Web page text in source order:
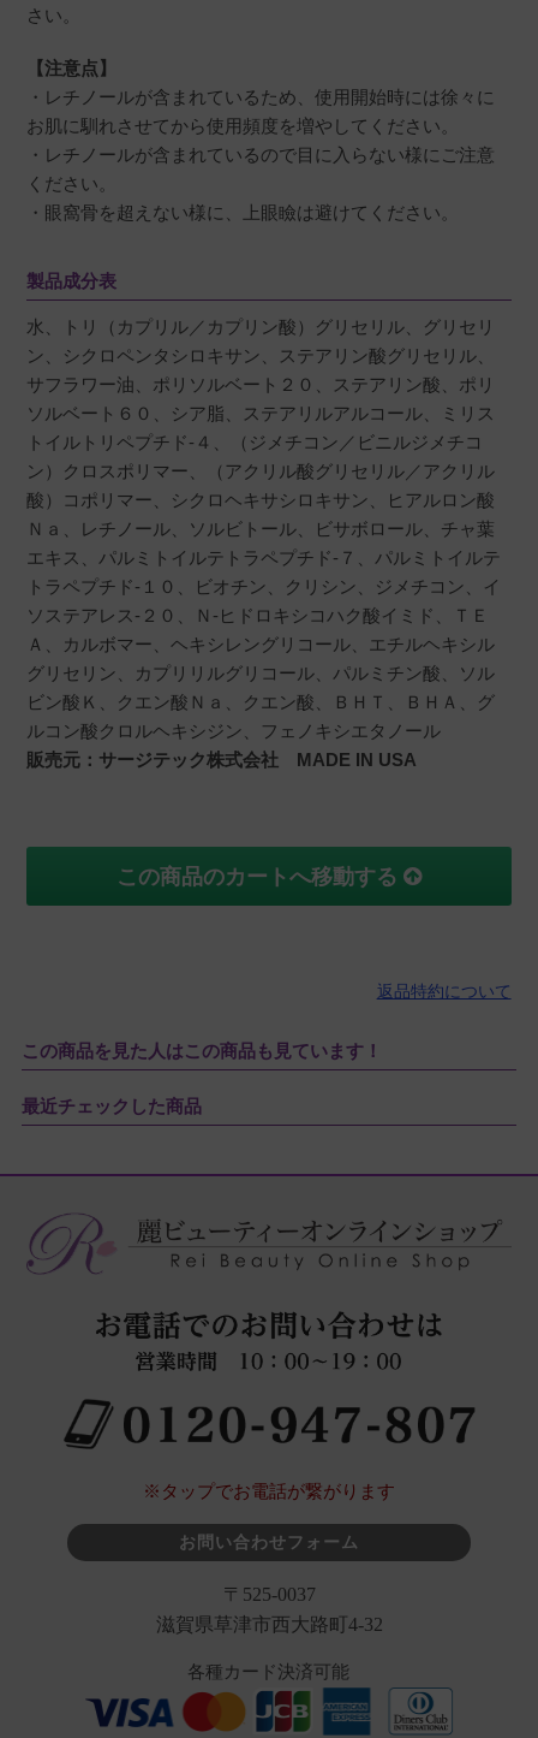
さい。
【注意点】
・レチノールが含まれているため、使用開始時には徐々に
お肌に馴れさせてから使用頻度を増やしてください。
・レチノールが含まれているので目に入らない様にご注意
ください。
・眼窩骨を超えない様に、上眼瞼は避けてください。
製品成分表
水、トリ（カプリル／カプリン酸）グリセリル、グリセリ
ン、シクロペンタシロキサン、ステアリン酸グリセリル、
サフラワー油、ポリソルベート２０、ステアリン酸、ポリ
ソルベート６０、シア脂、ステアリルアルコール、ミリス
トイルトリペプチド-４、（ジメチコン／ビニルジメチコ
ン）クロスポリマー、（アクリル酸グリセリル／アクリル
酸）コポリマー、シクロヘキサシロキサン、ヒアルロン酸
Ｎａ、レチノール、ソルビトール、ビサボロール、チャ葉
エキス、パルミトイルテトラペプチド-７、パルミトイルテ
トラペプチド-１０、ビオチン、クリシン、ジメチコン、イ
ソステアレス-２０、Ｎ-ヒドロキシコハク酸イミド、ＴＥ
Ａ、カルボマー、ヘキシレングリコール、エチルヘキシル
グリセリン、カプリリルグリコール、パルミチン酸、ソル
ビン酸Ｋ、クエン酸Ｎａ、クエン酸、ＢＨＴ、ＢＨＡ、グ
ルコン酸クロルヘキシジン、フェノキシエタノール
販売元：サージテック株式会社 MADE IN USA
この商品のカートへ移動する
返品特約について
この商品を見た人はこの商品も見ています！
最近チェックした商品
※タップでお電話が繋がります
お問い合わせフォーム
〒525-0037
滋賀県草津市西大路町4-32
各種カード決済可能